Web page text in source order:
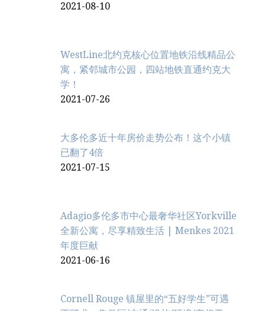
2021-08-10
WestLine北约克核心位置地铁沿线精品公
寓，紧邻城市公园，四站地铁直通约克大
学！
2021-07-26
大多伦多近十年房价走势公布！这个小镇
已翻了4倍
2021-07-15
Adagio多伦多市中心最奢华社区Yorkville
全新公寓，尽享精致生活 | Menkes 2021
年度巨献
2021-06-16
Cornell Rouge 镇屋里的“五好学生”可遇